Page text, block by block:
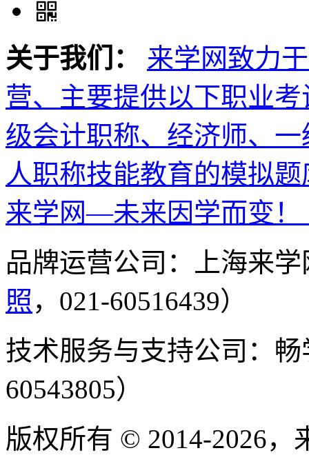
关于我们：
来学网致力
营、主要提供以下职业
级会计职称、经济师、
人职称技能教育的模拟
来学网—未来因学而变！
品牌运营公司：上海来
照 ，021-60516439）
技术服务与支持公司：
60543805）
版权所有 © 2014-2026，